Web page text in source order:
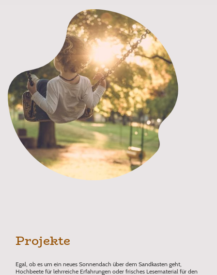
Projekte
Egal, ob es um ein neues Sonnendach über dem Sandkasten geht,
Hochbeete für lehrreiche Erfahrungen oder frisches Lesematerial für den